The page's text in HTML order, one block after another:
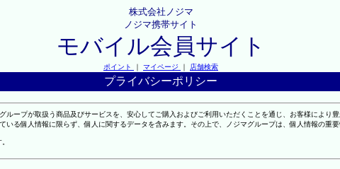
株式会社ノジマ
ノジマ携帯サイト
モバイル会員サイト
ポイント ｜ マイページ ｜ 店舗検索
プライバシーポリシー
ープが取扱う商品及びサービスを、安心してご購入およびご利用いただくことを通じ、お客様によ
る個人情報に限らず、個人に関するデータを含みます。その上で、ノジマグループは、個人情報の重